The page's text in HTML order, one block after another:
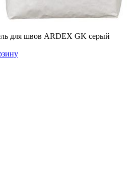
для швов ARDEX GK серый